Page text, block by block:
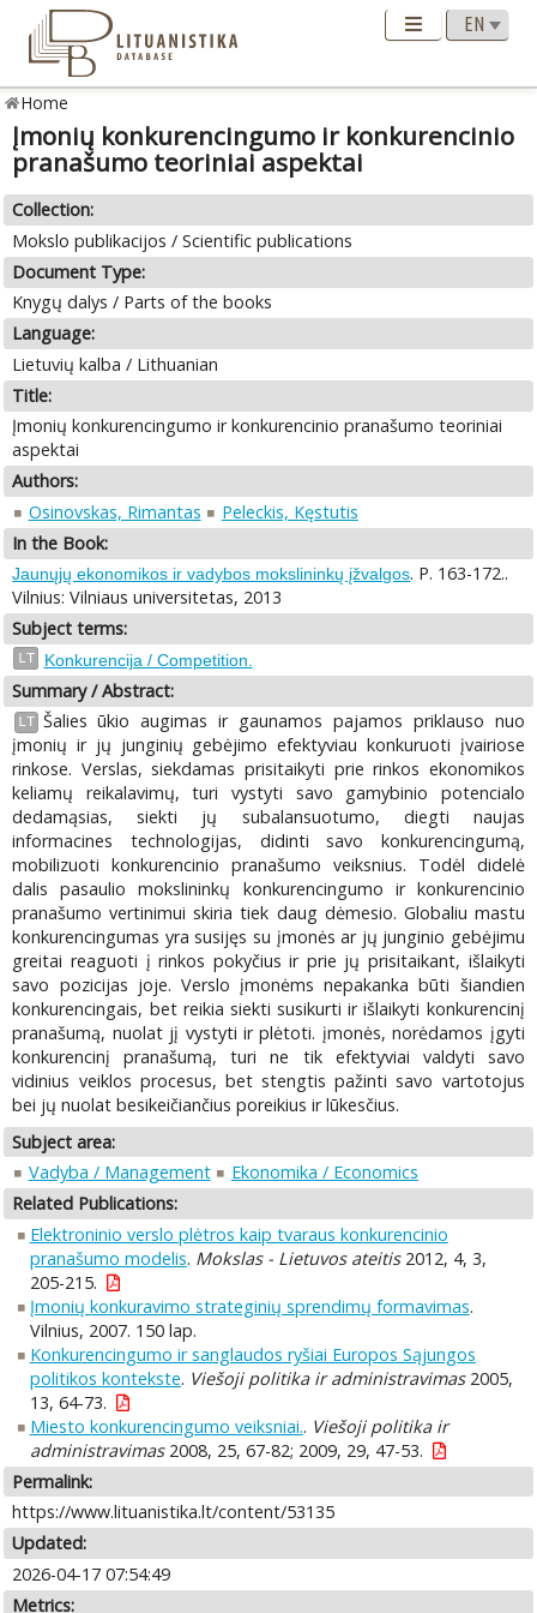
Home
Įmonių konkurencingumo ir konkurencinio
pranašumo teoriniai aspektai
Collection:
Mokslo publikacijos / Scientific publications
Document Type:
Knygų dalys / Parts of the books
Language:
Lietuvių kalba / Lithuanian
Title:
Įmonių konkurencingumo ir konkurencinio pranašumo teoriniai
aspektai
Authors:
Osinovskas, Rimantas
Peleckis, Kęstutis
In the Book:
Jaunųjų ekonomikos ir vadybos mokslininkų įžvalgos. P. 163-172..
Vilnius: Vilniaus universitetas, 2013
Subject terms:
LT Konkurencija / Competition.
Summary / Abstract:
LT Šalies ūkio augimas ir gaunamos pajamos priklauso nuo
įmonių ir jų junginių gebėjimo efektyviau konkuruoti įvairiose
rinkose. Verslas, siekdamas prisitaikyti prie rinkos ekonomikos
keliamų reikalavimų, turi vystyti savo gamybinio potencialo
dedamąsias, siekti jų subalansuotumo, diegti naujas
informacines technologijas, didinti savo konkurencingumą,
mobilizuoti konkurencinio pranašumo veiksnius. Todėl didelė
dalis pasaulio mokslininkų konkurencingumo ir konkurencinio
pranašumo vertinimui skiria tiek daug dėmesio. Globaliu mastu
konkurencingumas yra susijęs su įmonės ar jų junginio gebėjimu
greitai reaguoti į rinkos pokyčius ir prie jų prisitaikant, išlaikyti
savo pozicijas joje. Verslo įmonėms nepakanka būti šiandien
konkurencingais, bet reikia siekti susikurti ir išlaikyti konkurencinį
pranašumą, nuolat jį vystyti ir plėtoti. įmonės, norėdamos įgyti
konkurencinį pranašumą, turi ne tik efektyviai valdyti savo
vidinius veiklos procesus, bet stengtis pažinti savo vartotojus
bei jų nuolat besikeičiančius poreikius ir lūkesčius.
Subject area:
Vadyba / Management
Ekonomika / Economics
Related Publications:
Elektroninio verslo plėtros kaip tvaraus konkurencinio
pranašumo modelis. Mokslas - Lietuvos ateitis2012, 4, 3,
205-215.
Įmonių konkuravimo strateginių sprendimų formavimas.
Vilnius, 2007. 150 lap.
Konkurencingumo ir sanglaudos ryšiai Europos Sąjungos
politikos kontekste. Viešoji politika ir administravimas2005,
13, 64-73.
Miesto konkurencingumo veiksniai.. Viešoji politika ir
administravimas2008, 25, 67-82; 2009, 29, 47-53.
Permalink:
https://www.lituanistika.lt/content/53135
Updated:
2026-04-17 07:54:49
Metrics: